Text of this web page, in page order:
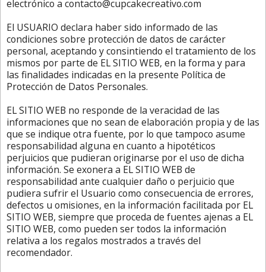
electrónico a contacto@cupcakecreativo.com
El USUARIO declara haber sido informado de las
condiciones sobre protección de datos de carácter
personal, aceptando y consintiendo el tratamiento de los
mismos por parte de EL SITIO WEB, en la forma y para
las finalidades indicadas en la presente Política de
Protección de Datos Personales.
EL SITIO WEB no responde de la veracidad de las
informaciones que no sean de elaboración propia y de las
que se indique otra fuente, por lo que tampoco asume
responsabilidad alguna en cuanto a hipotéticos
perjuicios que pudieran originarse por el uso de dicha
información. Se exonera a EL SITIO WEB de
responsabilidad ante cualquier daño o perjuicio que
pudiera sufrir el Usuario como consecuencia de errores,
defectos u omisiones, en la información facilitada por EL
SITIO WEB, siempre que proceda de fuentes ajenas a EL
SITIO WEB, como pueden ser todos la información
relativa a los regalos mostrados a través del
recomendador.